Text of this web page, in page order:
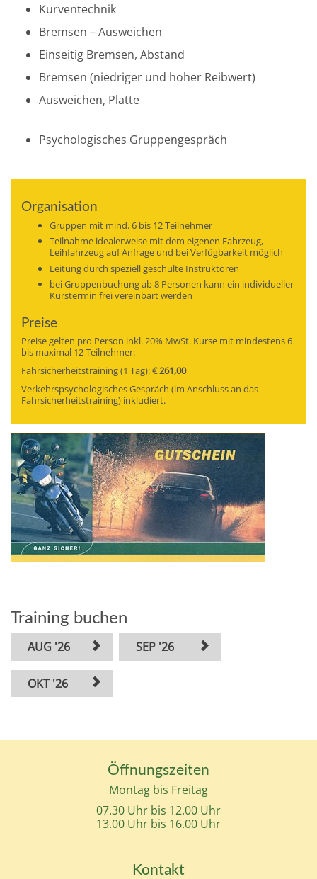
Kurventechnik
Bremsen – Ausweichen
Einseitig Bremsen, Abstand
Bremsen (niedriger und hoher Reibwert)
Ausweichen, Platte
Psychologisches Gruppengespräch
Organisation
Gruppen mit mind. 6 bis 12 Teilnehmer
Teilnahme idealerweise mit dem eigenen Fahrzeug,
Leihfahrzeug auf Anfrage und bei Verfügbarkeit möglich
Leitung durch speziell geschulte Instruktoren
bei Gruppenbuchung ab 8 Personen kann ein individueller
Kurstermin frei vereinbart werden
Preise
Preise gelten pro Person inkl. 20% MwSt. Kurse mit mindestens 6
bis maximal 12 Teilnehmer:
Fahrsicherheitstraining (1 Tag):€ 261,00
Verkehrspsychologisches Gespräch (im Anschluss an das
Fahrsicherheitstraining) inkludiert.
Training buchen
AUG '26 SEP '26
OKT '26
Öffnungszeiten
Montag bis Freitag
07.30 Uhr bis 12.00 Uhr
13.00 Uhr bis 16.00 Uhr
Kontakt